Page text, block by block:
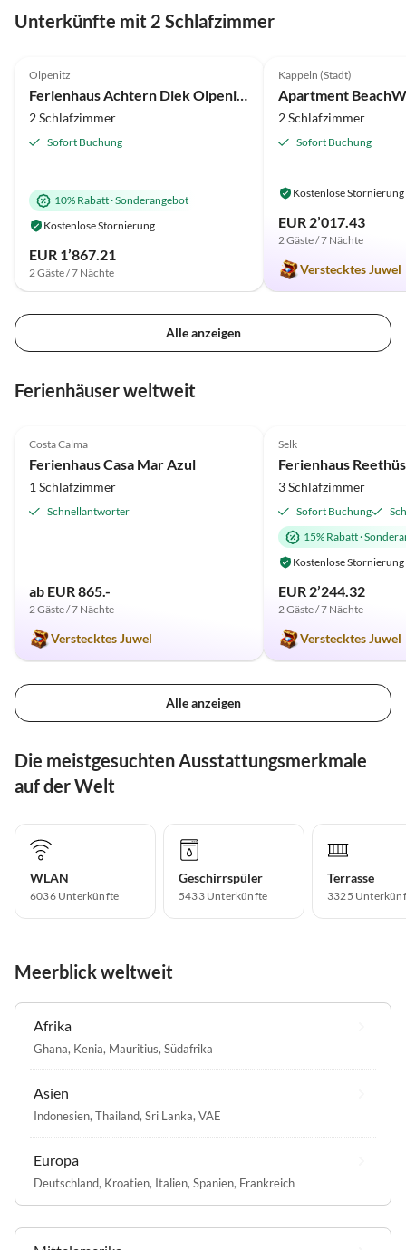
Unterkünfte mit 2 Schlafzimmer
Olpenitz
Ferienhaus Achtern Diek Olpenitz
2 Schlafzimmer
Sofort Buchung
10% Rabatt·Sonderangebot
Kostenlose Stornierung
EUR 1’867.21
2 Gäste / 7 Nächte
Kappeln (Stadt)
Apartment
2 Schlafzimmer
Sofort Buchung
Kostenlose Stornierung
EUR 2’017.43
2 Gäste / 7 Nächte
Verstecktes Juwel
Alle anzeigen
Ferienhäuser weltweit
Costa Calma
Ferienhaus Casa Mar Azul
1 Schlafzimmer
Schnellantworter
ab EUR 865.-
2 Gäste / 7 Nächte
Verstecktes Juwel
Selk
3 Schlafzimmer
Sofort Buchung
15% Rabatt·
Kostenlose Stornierung
EUR 2’244.32
2 Gäste / 7 Nächte
Verstecktes Juwel
Alle anzeigen
Die meistgesuchten Ausstattungsmerkmale
auf der Welt
WLAN
6036 Unterkünfte
Geschirrspüler
5433 Unterkünfte
Terrasse
3325
Meerblick weltweit
Afrika
Ghana, Kenia, Mauritius, Südafrika
Asien
Indonesien, Thailand, Sri Lanka, VAE
Europa
Deutschland, Kroatien, Italien, Spanien, Frankreich